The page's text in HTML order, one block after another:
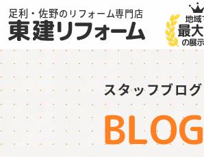
足利・佐野のリフォーム専門店
スタッフブログ
BLOG